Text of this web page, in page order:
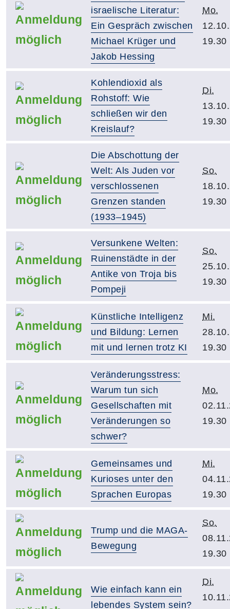
israelische Literatur:
Ein Gespräch zwischen
Michael Krüger und
Jakob Hessing
Mo.
19.30
Kohlendioxid als
Rohstoff: Wie
schließen wir den
Kreislauf?
Di.
19.30
Die Abschottung der
Welt: Als Juden vor
verschlossenen
Grenzen standen
(1933–1945)
So.
19.30
Versunkene Welten:
Ruinenstädte in der
Antike von Troja bis
Pompeji
So.
19.30
Künstliche Intelligenz
und Bildung: Lernen
mit und lernen trotz KI
Mi.
19.30
Veränderungsstress:
Warum tun sich
Gesellschaften mit
Veränderungen so
schwer?
Mo.
19.30
Gemeinsames und
Kurioses unter den
Sprachen Europas
Mi.
19.30
Trump und die MAGA-
Bewegung
So.
19.30
Wie einfach kann ein
lebendes System sein?
Di.